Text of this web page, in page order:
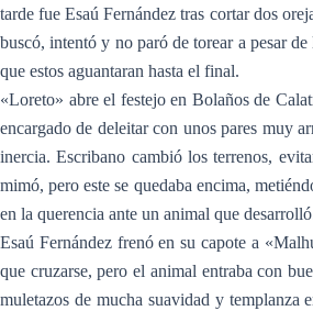
tarde fue Esaú Fernández tras cortar dos
buscó, intentó y no paró de torear a pesar
que estos aguantaran hasta el final.
«Loreto» abre el festejo en Bolaños de
encargado de deleitar con unos pares muy
inercia. Escribano cambió los terrenos,
mimó, pero este se quedaba encima,
en la querencia ante un animal que
Esaú Fernández frenó en su capote a
que cruzarse, pero el animal entraba con
muletazos de mucha suavidad y